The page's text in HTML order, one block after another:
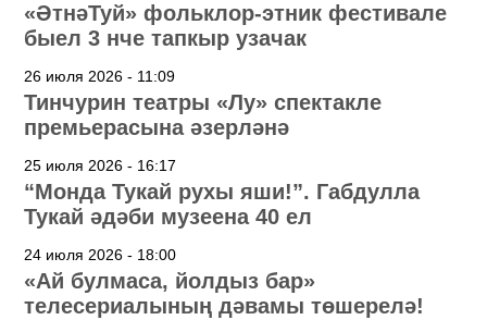
«ӘтнәТуй» фольклор-этник фестивале
быел 3 нче тапкыр узачак
26 июля 2026 - 11:09
Тинчурин театры «Лу» спектакле
премьерасына әзерләнә
25 июля 2026 - 16:17
“Монда Тукай рухы яши!”. Габдулла
Тукай әдәби музеена 40 ел
24 июля 2026 - 18:00
«Ай булмаса, йолдыз бар»
телесериалының дәвамы төшерелә!